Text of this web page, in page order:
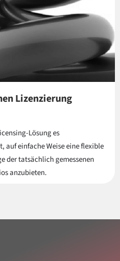
Lizenzierung
Lösung es
einfache Weise eine flexible
der tatsächlich gemessenen
anzubieten.